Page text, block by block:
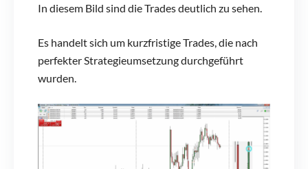
In diesem Bild sind die Trades deutlich zu sehen.
Es handelt sich um kurzfristige Trades, die nach
perfekter Strategieumsetzung durchgeführt
wurden.